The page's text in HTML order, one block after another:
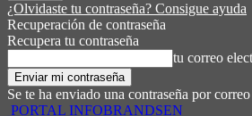
¿Olvidaste tu contraseña? Consigue ayuda
Recuperación de contraseña
Recupera tu contraseña
tu correo
Se te ha enviado una contraseña por
PORTAL INFOBRANDSEN